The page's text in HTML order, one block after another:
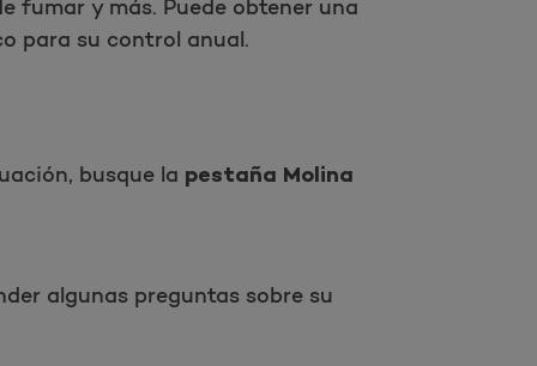
fumar y más. Puede obtener una
para su control anual.
busque la pestaña Molina
algunas preguntas sobre su